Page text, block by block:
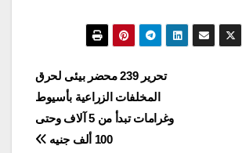
تحرير 239 محضر بيئى لحرق
المخلفات الزراعية بأسيوط
وغرامات تبدأ من 5 آلاف وحتى
100 ألف جنيه